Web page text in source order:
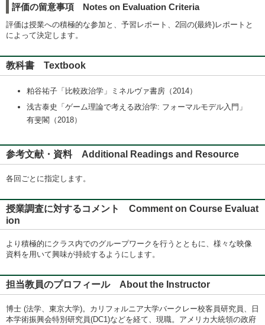
評価の留意事項 Notes on Evaluation Criteria
評価は授業への積極的な参加と、予習レポート、2回の(最終)レポートと
によって決定します。
教科書 Textbook
粕谷祐子「比較政治学」ミネルヴァ書房（2014）
浅古泰史「ゲーム理論で考える政治学: フォーマルモデル入門」
有斐閣（2018）
参考文献・資料 Additional Readings and Resource
各回ごとに指定します。
授業調査に対するコメント Comment on Course Evaluat
ion
より積極的にクラス内でのグループワークを行うとともに、様々な映像
資料を用いて興味が持続するようにします。
担当教員のプロフィール About the Instructor
博士 (法学、東京大学)。カリフォルニア大学バークレー校客員研究員、日
本学術振興会特別研究員(DC1)などを経て、現職。アメリカ大統領の政府